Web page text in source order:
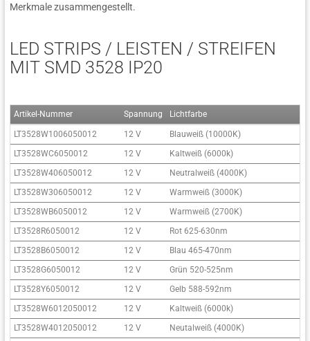
Merkmale zusammengestellt.
LED STRIPS / LEISTEN / STREIFEN
MIT SMD 3528 IP20
Artikel-Nummer Spannung Lichtfarbe
LT3528W1006050012 12 V Blauweiß (10000K)
LT3528WC6050012
12 V Kaltweiß (6000k)
LT3528W406050012
12 V Neutralweiß (4000K)
LT3528W306050012
12 V Warmweiß (3000K)
LT3528WB6050012
12 V Warmweiß (2700K)
LT3528R6050012
12 V Rot 625-630nm
LT3528B6050012
12 V Blau 465-470nm
LT3528G6050012
12 V Grün 520-525nm
LT3528Y6050012
12 V Gelb 588-592nm
LT3528W6012050012
12 V Kaltweiß (6000k)
LT3528W4012050012
12 V Neutalweiß (4000K)